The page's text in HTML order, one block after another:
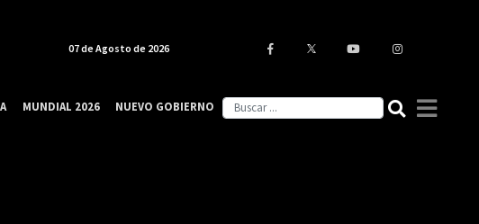
07 de Agosto de 2026
MUNDIAL 2026 NUEVO GOBIERNO